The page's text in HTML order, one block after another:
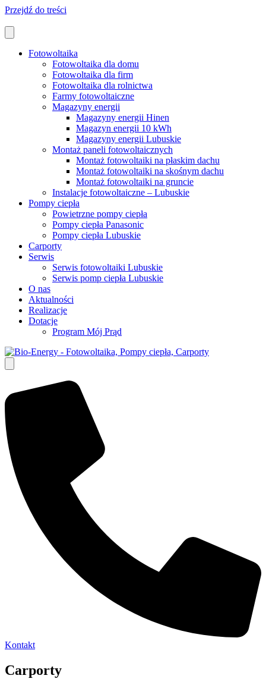
Przejdź do treści
Fotowoltaika
Fotowoltaika dla domu
Fotowoltaika dla firm
Fotowoltaika dla rolnictwa
Farmy fotowoltaiczne
Magazyny energii
Magazyny energii Hinen
Magazyn energii 10 kWh
Magazyny energii Lubuskie
Montaż paneli fotowoltaicznych
Montaż fotowoltaiki na płaskim dachu
Montaż fotowoltaiki na skośnym dachu
Montaż fotowoltaiki na gruncie
Instalacje fotowoltaiczne – Lubuskie
Pompy ciepła
Powietrzne pompy ciepła
Pompy ciepła Panasonic
Pompy ciepła Lubuskie
Carporty
Serwis
Serwis fotowoltaiki Lubuskie
Serwis pomp ciepła Lubuskie
O nas
Aktualności
Realizacje
Dotacje
Program Mój Prąd
Kontakt
Carporty